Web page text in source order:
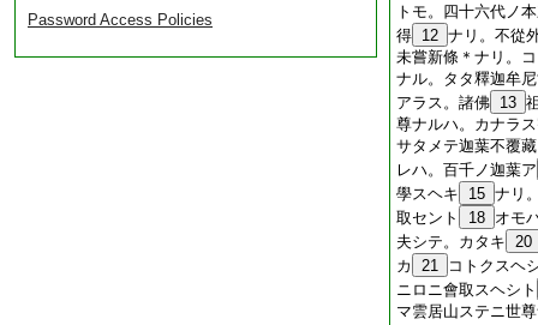
Password Access Policies
トモ。四十六代ノ
得 12 ナリ。不從
未嘗新條＊ナリ。
ナル。タタ釋迦牟
アラス。諸佛 13
尊ナルハ。カナラ
サタメテ迦葉不覆
レハ。百千ノ迦葉ア
學スヘキ
15 ナリ
取セント
18 オモ
夫シテ。カタキ 20
カ
21
コトクスヘ
ニロニ會取スヘシト
マ雲居山ステニ世